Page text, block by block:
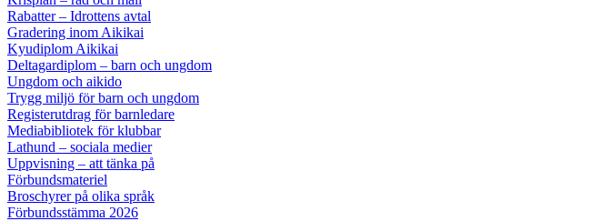
Rabatter – Idrottens avtal
Gradering inom Aikikai
Kyudiplom Aikikai
Deltagardiplom – barn och ungdom
Ungdom och aikido
Trygg miljö för barn och ungdom
Registerutdrag för barnledare
Mediabibliotek för klubbar
Lathund – sociala medier
Uppvisning – att tänka på
Förbundsmateriel
Broschyrer på olika språk
Förbundsstämma 2026